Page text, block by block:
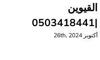
القيوين
|0503418441
أكتوبر 26th, 2024